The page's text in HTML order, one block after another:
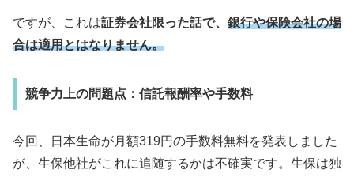
ですが、これは証券会社限った話で、 銀行や保険会社の場
合は適用とはなりません。
競争力上の問題点：信託報酬率や手数料
今回、日本生命が月額319円の手数料無料を発表しました
が、生保他社がこれに追随するかは不確実です。生保は独